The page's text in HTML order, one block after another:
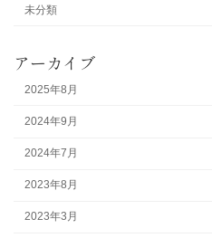
未分類
アーカイブ
2025年8月
2024年9月
2024年7月
2023年8月
2023年3月